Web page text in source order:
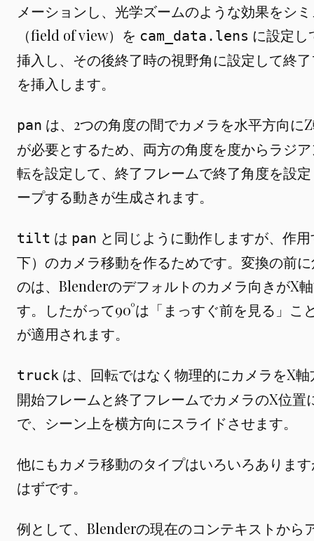
メーションし、光学ズームのような効果をシ
（field of view）を cam_data.lens に設定し
挿入し、その後終了時の視野角に設定して終
を挿入します。
pan は、2つの角度の間でカメラを水平方向に
が必要とするため、両方の角度を度からラジ
転を設定して、終了フレームで終了角度を設
ープする動きが生成されます。
tilt は pan と同じように動作しますが、作
下）のカメラ移動を作るためです。変換の前
のは、Blenderのデフォルトのカメラ向きがX
す。したがって90°は「まっすぐ前を見る」こ
が適用されます。
truck は、回転ではなく物理的にカメラをX
開始フレームと終了フレームでカメラのX位
で、シーン上を横方向にスライドさせます。
他にもカメラ移動のタイプはいろいろありま
はずです。
例として、Blenderの現在のコンテキストから